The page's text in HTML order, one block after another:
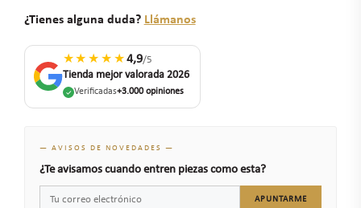
¿Tienes alguna duda? Llámanos
★★★★★4,9/5
Tienda mejor valorada 2026
Verificadas+3.000 opiniones
— AVISOS DE NOVEDADES —
¿Te avisamos cuando entren piezas como esta?
APUNTARME